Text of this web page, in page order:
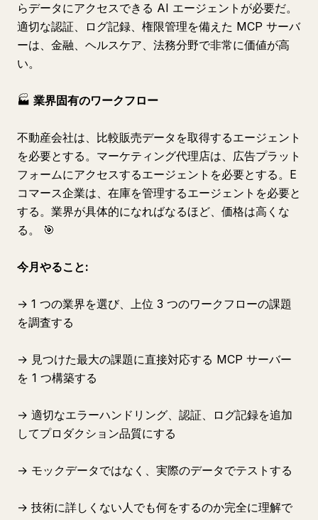
らデータにアクセスできる AI エージェントが必要だ。
適切な認証、ログ記録、権限管理を備えた MCP サーバ
ーは、金融、ヘルスケア、法務分野で非常に価値が高
い。
🏭 業界固有のワークフロー
不動産会社は、比較販売データを取得するエージェント
を必要とする。マーケティング代理店は、広告プラット
フォームにアクセスするエージェントを必要とする。E
コマース企業は、在庫を管理するエージェントを必要と
する。業界が具体的になればなるほど、価格は高くな
る。 🎯
今月やること:
→ 1 つの業界を選び、上位 3 つのワークフローの課題
を調査する
→ 見つけた最大の課題に直接対応する MCP サーバー
を 1 つ構築する
→ 適切なエラーハンドリング、認証、ログ記録を追加
してプロダクション品質にする
→ モックデータではなく、実際のデータでテストする
→ 技術に詳しくない人でも何をするのか完全に理解で